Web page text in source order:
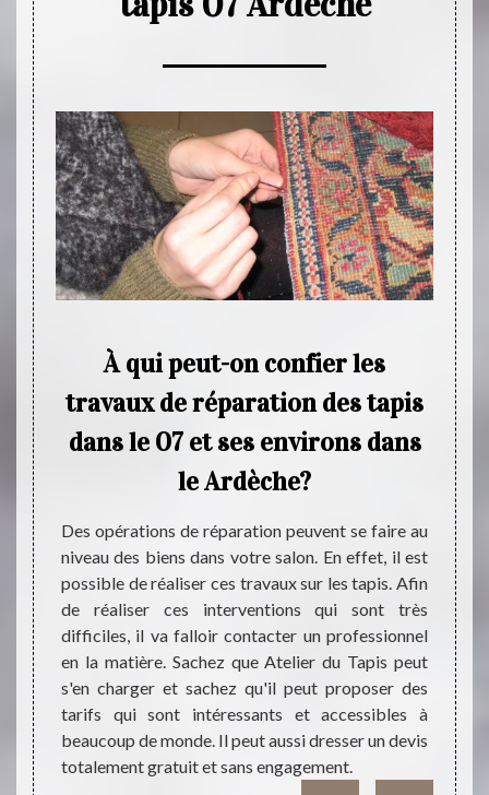
et
de
le
son
une
afin
fait,
votre
À qui peut-on confier les
travaux de réparation des tapis
dans le 07 et ses environs dans
le Ardèche?
Des opérations de réparation peuvent se faire au
niveau des biens dans votre salon. En effet, il est
possible de réaliser ces travaux sur les tapis. Afin
de réaliser ces interventions qui sont très
difficiles, il va falloir contacter un professionnel
en la matière. Sachez que Atelier du Tapis peut
s'en charger et sachez qu'il peut proposer des
tarifs qui sont intéressants et accessibles à
beaucoup de monde. Il peut aussi dresser un devis
totalement gratuit et sans engagement.
Au fil
a
qu'il